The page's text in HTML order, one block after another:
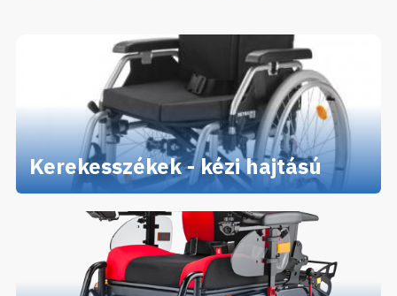
Kerekesszékek - kézi hajtású